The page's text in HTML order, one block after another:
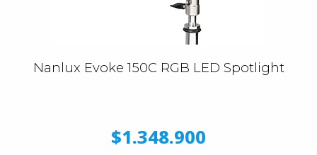
Nanlux Evoke 150C RGB LED Spotlight
$1.348.900